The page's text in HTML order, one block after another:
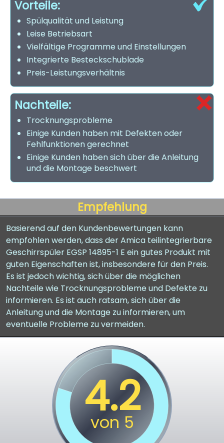
Vorteile:
Spülqualität und Leistung
Leise Betriebsart
Vielfältige Programme und Einstellungen
Integrierte Besteckschublade
Preis-Leistungsverhältnis
Nachteile:
Trocknungsprobleme
Einige Kunden haben mit Defekten oder
Fehlfunktionen gerechnet
Einige Kunden haben sich über die Anleitung
und die Montage beschwert
Empfehlung
Basierend auf den Kundenbewertungen kann
empfohlen werden, dass der Amica teilintegrierbare
Geschirrspüler EGSP 14895-1 E ein gutes Produkt mit
guten Eigenschaften ist, insbesondere für den Preis.
Es ist jedoch wichtig, sich über die möglichen
Nachteile wie Trocknungsprobleme und Defekte zu
informieren. Es ist auch ratsam, sich über die
Anleitung und die Montage zu informieren, um
eventuelle Probleme zu vermeiden.